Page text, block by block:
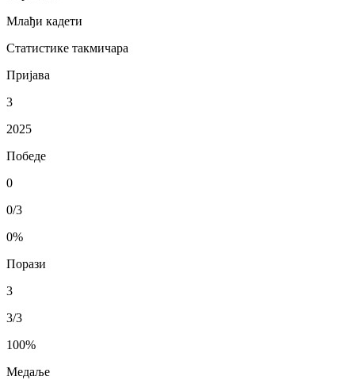
Млађи кадети
Статистике такмичара
Пријава
3
2025
Победе
0
0/3
0%
Порази
3
3/3
100%
Медаље